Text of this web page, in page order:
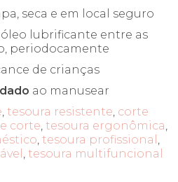
seca e em local seguro
lubrificante entre as
periodocamente
de crianças
ao manusear
, tesoura resistente, corte
corte, tesoura ergonômica,
, tesoura profissional ,
, tesoura multifuncional